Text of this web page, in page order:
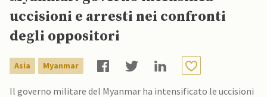
uccisioni e arresti nei confronti
degli oppositori
Asia Myanmar
Il governo militare del Myanmar ha intensificato le uccisioni